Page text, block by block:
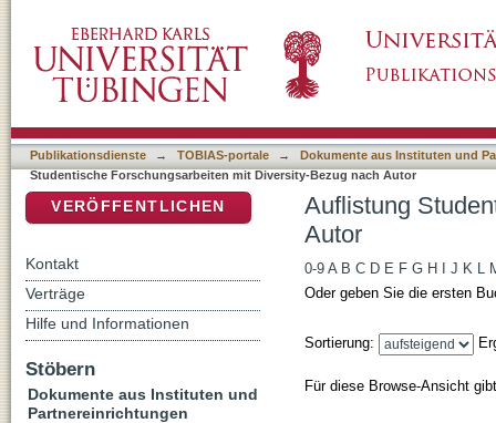
Publikationsdienste → TOBIAS-portale →
Dokumente aus Instituten und
Studentische Forschungsarbeiten mit Diversity-Bezug nach Autor
Auflistung
Autor
0-9 A B C D E F G H J K L
Oder geben Sie die ersten
Sortierung:
Für diese Browse-Ansicht
VERÖFFENTLICHEN
Kontakt
Verträge
Hilfe und Informationen
Stöbern
Dokumente aus Instituten und
Partnereinrichtungen